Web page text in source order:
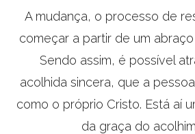
A mudança, o processo de
começar a partir de um
Sendo assim, é possível
acolhida sincera, que a
como o próprio Cristo. Está aí
da graça do